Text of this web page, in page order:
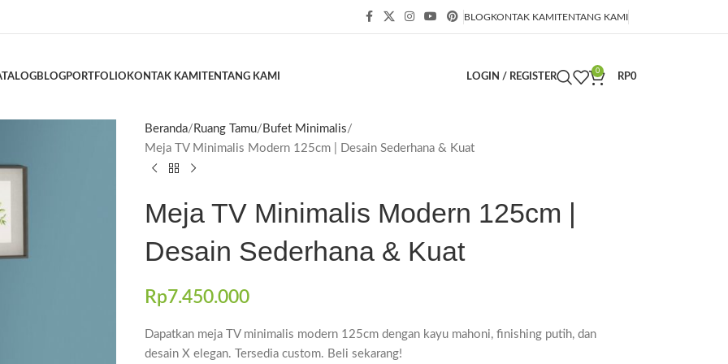
BLOGKONTAK KAMITENTANG KAMI
BLOGPORTFOLIO KONTAK KAMITENTANG KAMI LOGIN / REGISTER
0
RP0
Beranda Ruang Tamu
Bufet Minimalis
Meja TV Minimalis Modern 125cm | Desain Sederhana & Kuat
Meja TV Minimalis Modern 125cm |
Desain Sederhana & Kuat
Rp7.450.000
Dapatkan meja TV minimalis modern 125cm dengan kayu mahoni, finishing putih, dan
desain X elegan. Tersedia custom. Beli sekarang!